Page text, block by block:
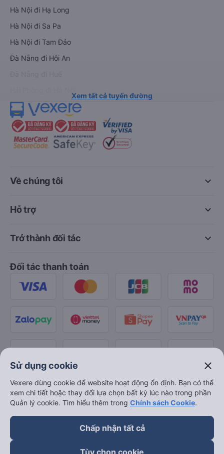
Hà Nội đi Hạ Long
Hà Nội đi Sa Pa
Hà Nội đi Tam Đảo
Đà Nẵng đi Hội An
Xem tất cả tuyến đường
keyboard_arrow_down
Về chúng tôi
keyboard_arrow_down
Hỗ trợ
keyboard_arrow_down
Trở thành đối tác
Đối tác thanh toán
Sử dụng cookie close
Vexere dùng cookie để website hoạt động ổn định. Bạn có thể
xem chi tiết hoặc thay đổi lựa chọn bất kỳ lúc nào trong phần
Quản lý cookie. Tìm hiểu thêm trong Chính sách Cookie.
Chấp nhận tất cả
Tùy chọn cookie